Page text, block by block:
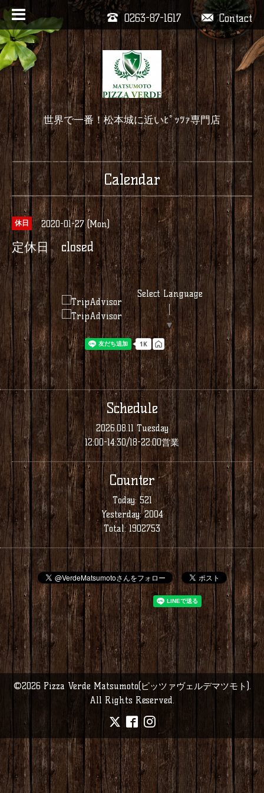
Contact
0263-87-1617
世界で一番！松本城に近いﾋﾟｯﾂｧ専門店
Calendar
休日 2020-01-27 (Mon)
定休日 closed
Select Language
▼
Schedule
2026.08.11 Tuesday
12:00-14:30/18-22:00営業
Counter
Today:521
Yesterday:2004
Total:1902753
©2026 Pizza Verde Matsumoto(ピッツァヴェルデマツモト).
All Rights Reserved.